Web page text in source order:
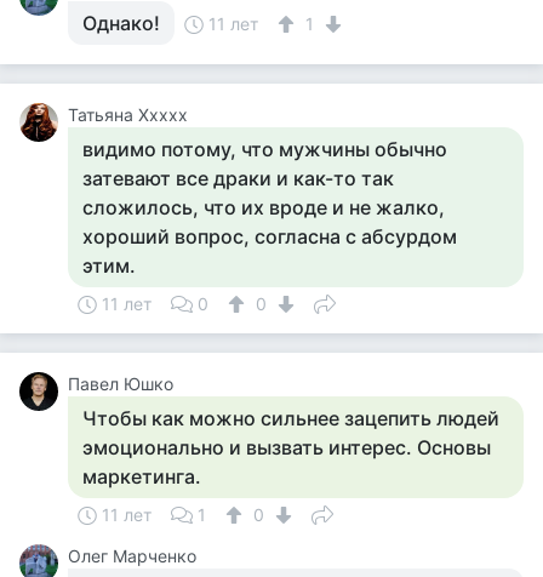
Однако! 11 лет 1
Татьяна Ххххх
видимо потому, что мужчины обычно
затевают все драки и как-то так
сложилось, что их вроде и не жалко,
хороший вопрос, согласна с абсурдом
этим.
11 лет 0 0
Павел Юшко
Чтобы как можно сильнее зацепить людей
эмоционально и вызвать интерес. Основы
маркетинга.
11 лет 1
0
Олег Марченко